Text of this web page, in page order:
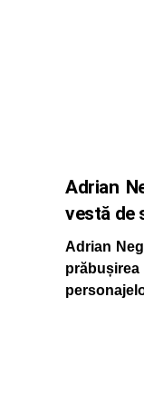
Adrian
vestă de
Adrian